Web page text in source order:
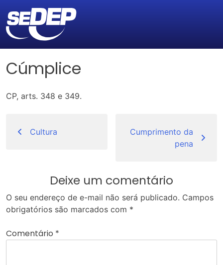
Cúmplice
CP, arts. 348 e 349.
de
Cultura
Cumprimento da
pena
Deixe um comentário
O seu endereço de e-mail não será publicado. Campos
obrigatórios são marcados com *
Comentário *